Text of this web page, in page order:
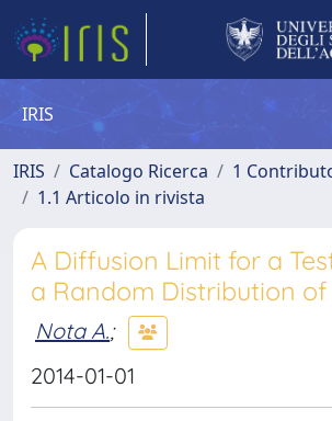
IRIS
IRIS Catalogo Ricerca
1
1.1 Articolo in rivista
A Diffusion Limit for a
a Random Distribution of
Nota A.;
2014-01-01